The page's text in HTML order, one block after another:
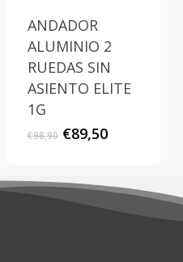
ANDADOR
ALUMINIO 2
RUEDAS SIN
ASIENTO ELITE
1G
€98,90 El
era:
€98,90.
€89,50El
es:
€89,50.